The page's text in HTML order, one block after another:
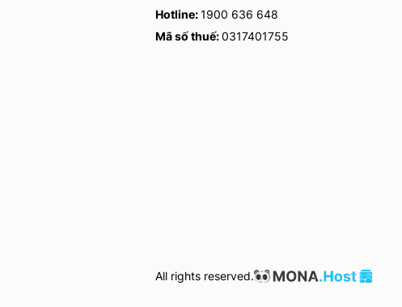
Hotline:1900 636 648
Mã số thuế:0317401755
All rights reserved.